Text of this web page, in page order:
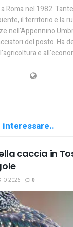
Roma nel 1982.
il territorio e la
nell'Appennino
del posto. Ha
e
interessare..
caccia in
2026 0